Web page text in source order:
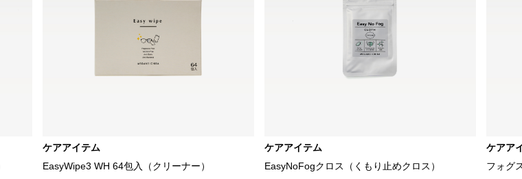
ケアアイテム
EasyWipe3 WH 64包入（クリーナー）
ケアアイテム
EasyNoFogクロス（くもり止めクロス）
ケアア
フォグ